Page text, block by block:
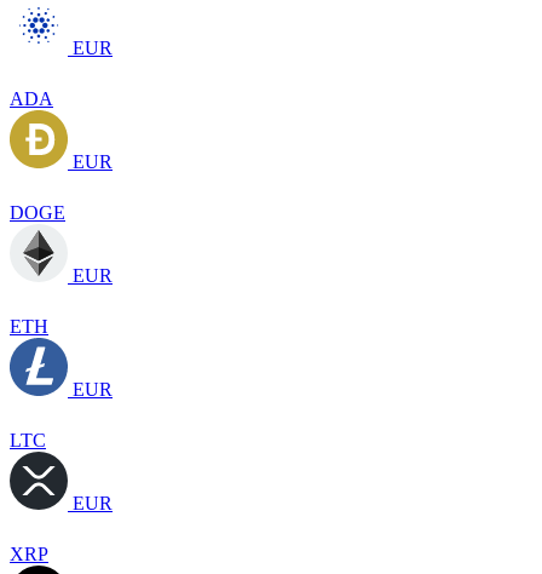
EUR
ADA
EUR
DOGE
EUR
ETH
EUR
LTC
EUR
XRP